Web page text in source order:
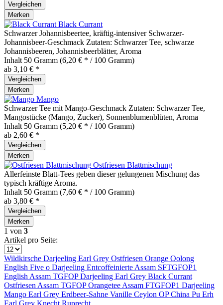
Vergleichen
Merken
Black Currant
Schwarzer Johannisbeertee, kräftig-intensiver Schwarzer-
Johannisbeer-Geschmack Zutaten: Schwarzer Tee, schwarze
Johannisbeeren, Johannisbeerblätter, Aroma
Inhalt 50 Gramm (6,20 € * / 100 Gramm)
ab 3,10 € *
Vergleichen
Merken
Mango
Schwarzer Tee mit Mango-Geschmack Zutaten: Schwarzer Tee,
Mangostücke (Mango, Zucker), Sonnenblumenblüten, Aroma
Inhalt 50 Gramm (5,20 € * / 100 Gramm)
ab 2,60 € *
Vergleichen
Merken
Ostfriesen Blattmischung
Allerfeinste Blatt-Tees geben dieser gelungenen Mischung das
typisch kräftige Aroma.
Inhalt 50 Gramm (7,60 € * / 100 Gramm)
ab 3,80 € *
Vergleichen
Merken
1 von 3
Artikel pro Seite:
Wildkirsche Darjeeling Earl Grey Ostfriesen Orange Oolong
English Five o Darjeeling Entcoffeinierte Assam SFTGFOP1
English Assam TGFOPDarjeeling Earl Grey Black Currant
Ostfriesen Assam TGFOPOrangetee Assam FTGFOP1 Darjeeling
Mango Earl Grey Erdbeer-Sahne Vanille Ceylon OPChina Pu Erh
Earl Grey Knecht Ruprecht